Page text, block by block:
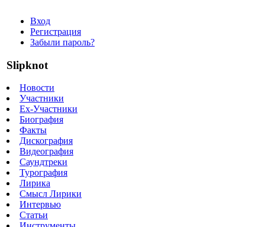
Вход
Регистрация
Забыли пароль?
Slipknot
Новости
Участники
Ex-Участники
Биография
Факты
Дискография
Видеография
Саундтреки
Турография
Лирика
Смысл Лирики
Интервью
Статьи